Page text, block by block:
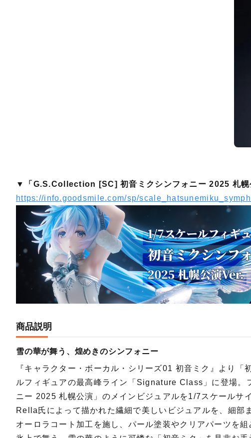
▼「G.S.Collection [SC] 初音ミクシンフォニー 2025 札幌
https://info.goodsmile.com/sp/
商品説明
雪の華が舞う、煌めきのシンフォニー
『キャラクター・ボーカル・シリーズ01 初音ミク』より
ルフィギュアの最高峰ライン「Signature Class」に登場。
ニー 2025 札幌公演」のメインビジュアルを1/7スケールサ
Rella氏によって描かれた繊細で美しいビジュアルを、細部
オーロラコート加工を施し、パール塗装やクリアパーツを